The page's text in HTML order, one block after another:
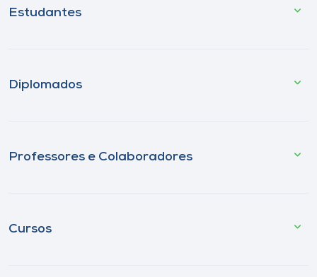
Estudantes
Diplomados
Professores e Colaboradores
Cursos